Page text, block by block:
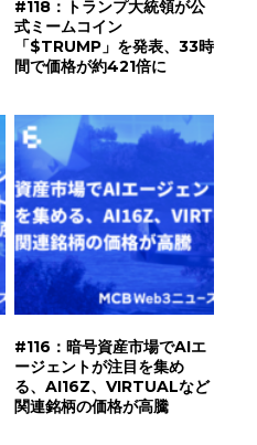
#118：トランプ大統領が公
式ミームコイン
「$TRUMP」を発表、33時
間で価格が約421倍に
#116：暗号資産市場でAIエ
ージェントが注目を集め
る、AI16Z、VIRTUALなど
関連銘柄の価格が高騰